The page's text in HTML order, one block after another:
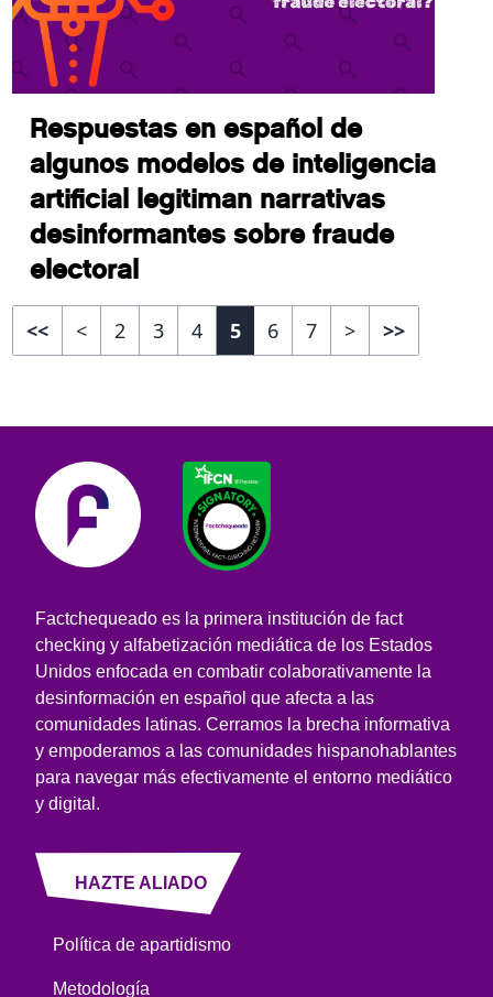
Respuestas en español de
algunos modelos de inteligencia
artificial legitiman narrativas
desinformantes sobre fraude
electoral
<< < 2 3 4 5 6 7 > >>
Factchequeado es la primera institución de fact
checking y alfabetización mediática de los Estados
Unidos enfocada en combatir colaborativamente la
desinformación en español que afecta a las
comunidades latinas. Cerramos la brecha informativa
y empoderamos a las comunidades hispanohablantes
para navegar más efectivamente el entorno mediático
y digital.
HAZTE ALIADO
Política de apartidismo
Metodología